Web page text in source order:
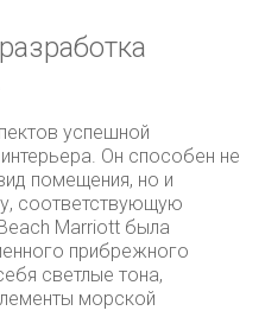
успешной
Он способен не
помещения, но и
соответствующую
Marriott была
прибрежного
светлые тона,
морской